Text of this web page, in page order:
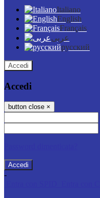
Italiano
English
Français
عربى
русский
Accedi
Accedi
button close ×
-